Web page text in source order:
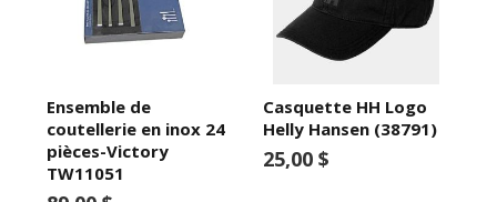
Ensemble de
coutellerie en inox 24
pièces-Victory
TW11051
Casquette HH Logo
Helly Hansen (38791)
25,00 $